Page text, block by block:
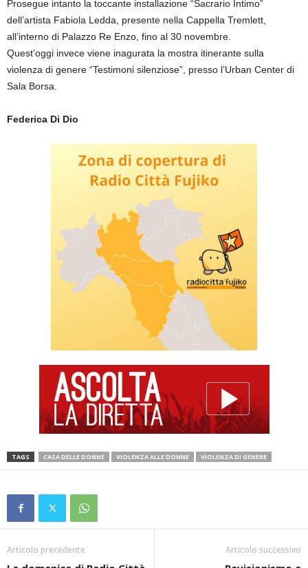
Prosegue intanto la toccante installazione “Sacrario Intimo”
dell’artista Fabiola Ledda, presente nella Cappella Tremlett,
all’interno di Palazzo Re Enzo, fino al 30 novembre.
Quest’oggi invece viene inagurata la mostra itinerante sulla
violenza di genere “Testimoni silenziose”, presso l’Urban Center di
Sala Borsa.
Federica Di Dio
TAGS CASA DELLE DONNE VIOLENZA ALLE DONNE VIOLENZA DI GENERE
Articolo precedente Articolo successivo